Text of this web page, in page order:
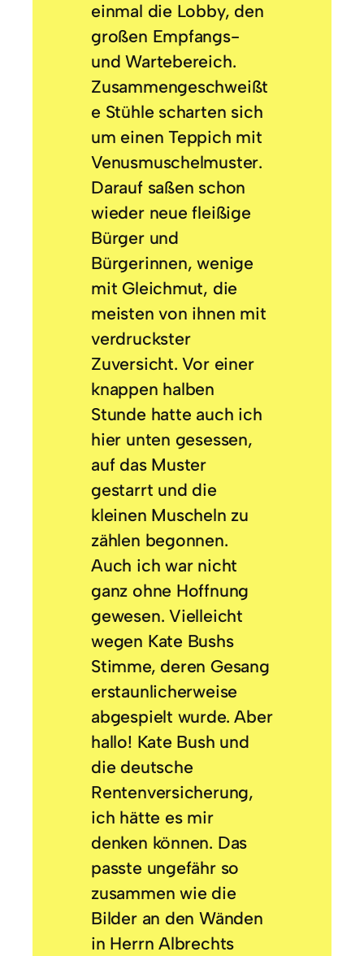
einmal die Lobby, den
großen Empfangs-
und Wartebereich.
Zusammengeschweißt
e Stühle scharten sich
um einen Teppich mit
Venusmuschelmuster.
Darauf saßen schon
wieder neue fleißige
Bürger und
Bürgerinnen, wenige
mit Gleichmut, die
meisten von ihnen mit
verdruckster
Zuversicht. Vor einer
knappen halben
Stunde hatte auch ich
hier unten gesessen,
auf das Muster
gestarrt und die
kleinen Muscheln zu
zählen begonnen.
Auch ich war nicht
ganz ohne Hoffnung
gewesen. Vielleicht
wegen Kate Bushs
Stimme, deren Gesang
erstaunlicherweise
abgespielt wurde. Aber
hallo! Kate Bush und
die deutsche
Rentenversicherung,
ich hätte es mir
denken können. Das
passte ungefähr so
zusammen wie die
Bilder an den Wänden
in Herrn Albrechts